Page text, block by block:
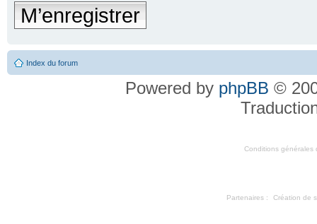
M’enregistrer
Index du forum
Powered by phpBB ©
Conditions générales
Partenaires : Création de